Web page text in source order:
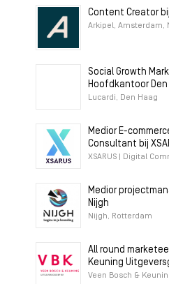
Content Creator
Arkipel, Amsterdam,
Social Growth
Hoofdkantoor Den
Lucardi, Den Haag
Medior E-
Consultant bij
XSARUS | Digital
Medior
Nijgh
Nijgh, Rotterdam
All round
Keuning
Veen Bosch &